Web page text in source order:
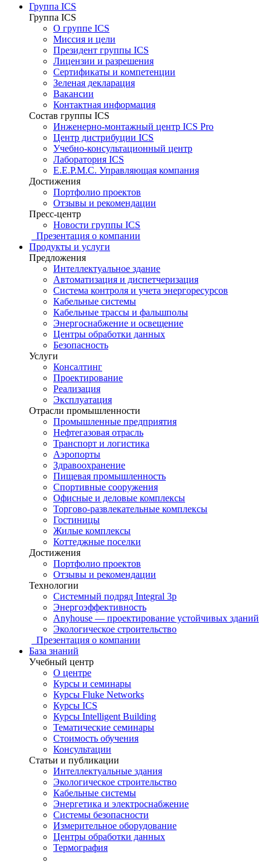
Группа ICS
Группа ICS
О группе ICS
Миссия и цели
Президент группы ICS
Лицензии и разрешения
Сертификаты и компетенции
Зеленая декларация
Вакансии
Контактная информация
Состав группы ICS
Инженерно-монтажный центр ICS Pro
Центр дистрибуции ICS
Учебно-консультационный центр
Лаборатория ICS
E.E.P.M.C. Управляющая компания
Достижения
Портфолио проектов
Отзывы и рекомендации
Пресс-центр
Новости группы ICS
Презентация о компании
Продукты и услуги
Предложения
Интеллектуальное здание
Автоматизация и диспетчеризация
Система контроля и учета энергоресурсов
Кабельные системы
Кабельные трассы и фальшполы
Энергоснабжение и освещение
Центры обработки данных
Безопасность
Услуги
Консалтинг
Проектирование
Реализация
Эксплуатация
Отрасли промышленности
Промышленные предприятия
Нефтегазовая отрасль
Транспорт и логистика
Аэропорты
Здравоохранение
Пищевая промышленность
Спортивные сооружения
Офисные и деловые комплексы
Торгово-развлекательные комплексы
Гостиницы
Жилые комплексы
Коттеджные поселки
Достижения
Портфолио проектов
Отзывы и рекомендации
Технологии
Системный подряд Integral 3p
Энергоэффективность
Anyhouse — проектирование устойчивых зданий
Экологическое строительство
Презентация о компании
База знаний
Учебный центр
О центре
Курсы и семинары
Курсы Fluke Networks
Курсы ICS
Курсы Intelligent Building
Тематические семинары
Стоимость обучения
Консультации
Статьи и публикации
Интеллектуальные здания
Экологическое строительство
Кабельные системы
Энергетика и электроснабжение
Системы безопасности
Измерительное оборудование
Центры обработки данных
Термография